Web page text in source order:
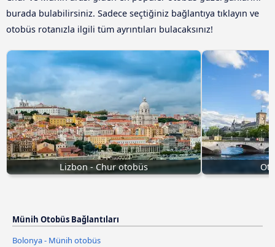
burada bulabilirsiniz. Sadece seçtiğiniz bağlantıya tıklayın ve
otobüs rotanızla ilgili tüm ayrıntıları bulacaksınız!
Lizbon - Chur otobüs
Münih Otobüs Bağlantıları
Bolonya - Münih otobüs